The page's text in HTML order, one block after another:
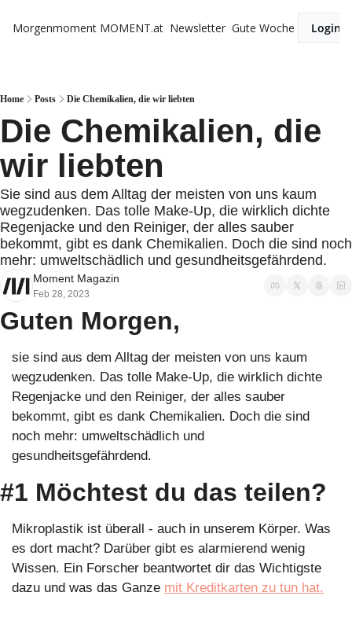
Morgenmoment MOMENT.at Newsletter Gute Woche Login
Home Posts Die Chemikalien, die wir liebten
Die Chemikalien, die
wir liebten
Sie sind aus dem Alltag der meisten von uns kaum
wegzudenken. Das tolle Make-Up, die wirklich dichte
Regenjacke und den Reiniger, der alles sauber
bekommt, gibt es dank Chemikalien. Doch die sind noch
mehr: umweltschädlich und gesundheitsgefährdend.
Moment Magazin
Feb 28, 2023
Guten Morgen,
sie sind aus dem Alltag der meisten von uns kaum
wegzudenken. Das tolle Make-Up, die wirklich dichte
Regenjacke und den Reiniger, der alles sauber
bekommt, gibt es dank Chemikalien. Doch die sind
noch mehr: umweltschädlich und
gesundheitsgefährdend.
#1 Möchtest du das teilen?
Mikroplastik ist überall - auch in unserem Körper. Was
es dort macht? Darüber gibt es alarmierend wenig
Wissen. Ein Forscher beantwortet dir das Wichtigste
dazu und was das Ganze mit Kreditkarten zu tun hat.